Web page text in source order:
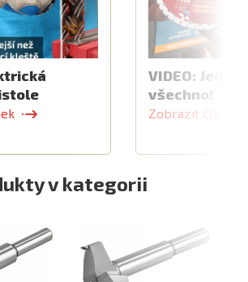
VIDEO:
všechno!
Zobrazit článek
v kategorii